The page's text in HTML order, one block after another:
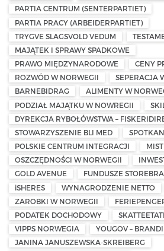
PARTIA CENTRUM (SENTERPARTIET)
PARTIA PRACY (ARBEIDERPARTIET)
TRYGVE SLAGSVOLD VEDUM
MAJĄTEK I SPRAWY SPADKOWE
PRAWO MIĘDZYNARODOWE
CENY
ROZWÓD W NORWEGII
SEPERACJA
BARNEBIDRAG
ALIMENTY W
PODZIAŁ MAJĄTKU W NOWREGII
DYREKCJA RYBOŁÓWSTWA –
STOWARZYSZENIE BLI MED
POLSKIE CENTRUM INTEGRACJI
OSZCZĘDNOŚCI W NORWEGII
GOLD AVENUE
FUNDUSZE
iSHERES
WYNAGRODZENIE NETTO
ZAROBKI W NORWEGII
PODATEK DOCHODOWY
VIPPS NORWEGIA
YOUGOV –
JANINA JANUSZEWSKA-SKREIBERG